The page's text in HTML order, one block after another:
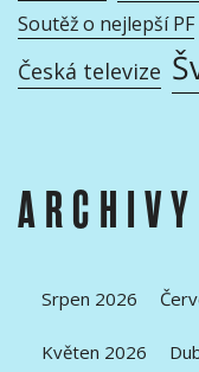
Soutěž o nejlepší PF
Česká televize
ARCHIVY
Srpen 2026
Květen 2026